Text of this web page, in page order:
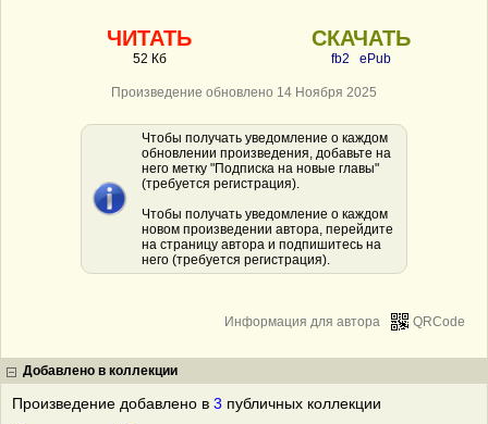
ЧИТАТЬ
52 Кб
СКАЧАТЬ
fb2 ePub
Произведение обновлено 14 Ноября 2025
Чтобы получать уведомление о каждом
обновлении произведения, добавьте на
него метку "Подписка на новые главы"
(требуется регистрация).
Чтобы получать уведомление о каждом
новом произведении автора, перейдите
на страницу автора и подпишитесь на
него (требуется регистрация).
QRCode
Информация для автора
Добавлено в коллекции
Произведение добавлено в 3 публичных коллекции